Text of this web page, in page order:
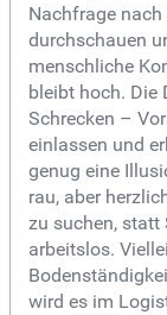
Nachfrage
durchschauen
menschliche
bleibt hoch. Die
Schrecken –
einlassen und
genug eine
rau, aber
zu suchen, statt
arbeitslos.
wird es im